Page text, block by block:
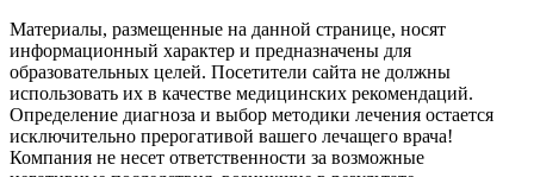
Материалы, размещенные на данной странице, носят
информационный характер и предназначены для
образовательных целей. Посетители сайта не должны
использовать их в качестве медицинских рекомендаций.
Определение диагноза и выбор методики лечения остается
исключительно прерогативой вашего лечащего врача!
Компания не несет ответственности за возможные